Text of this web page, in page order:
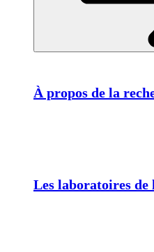
À propos de la
Les laboratoires de